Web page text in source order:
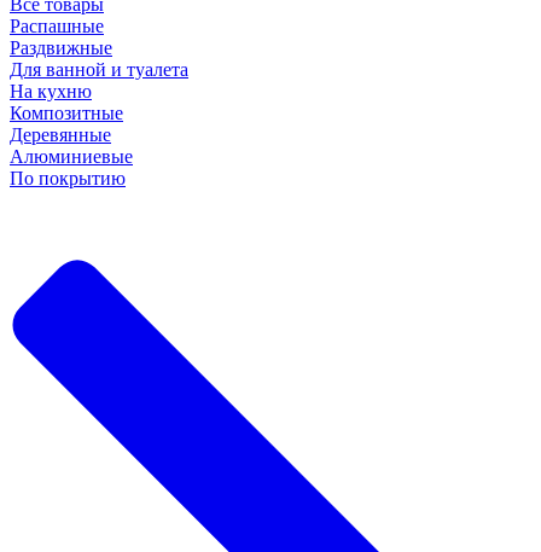
Все товары
Распашные
Раздвижные
Для ванной и туалета
На кухню
Композитные
Деревянные
Алюминиевые
По покрытию